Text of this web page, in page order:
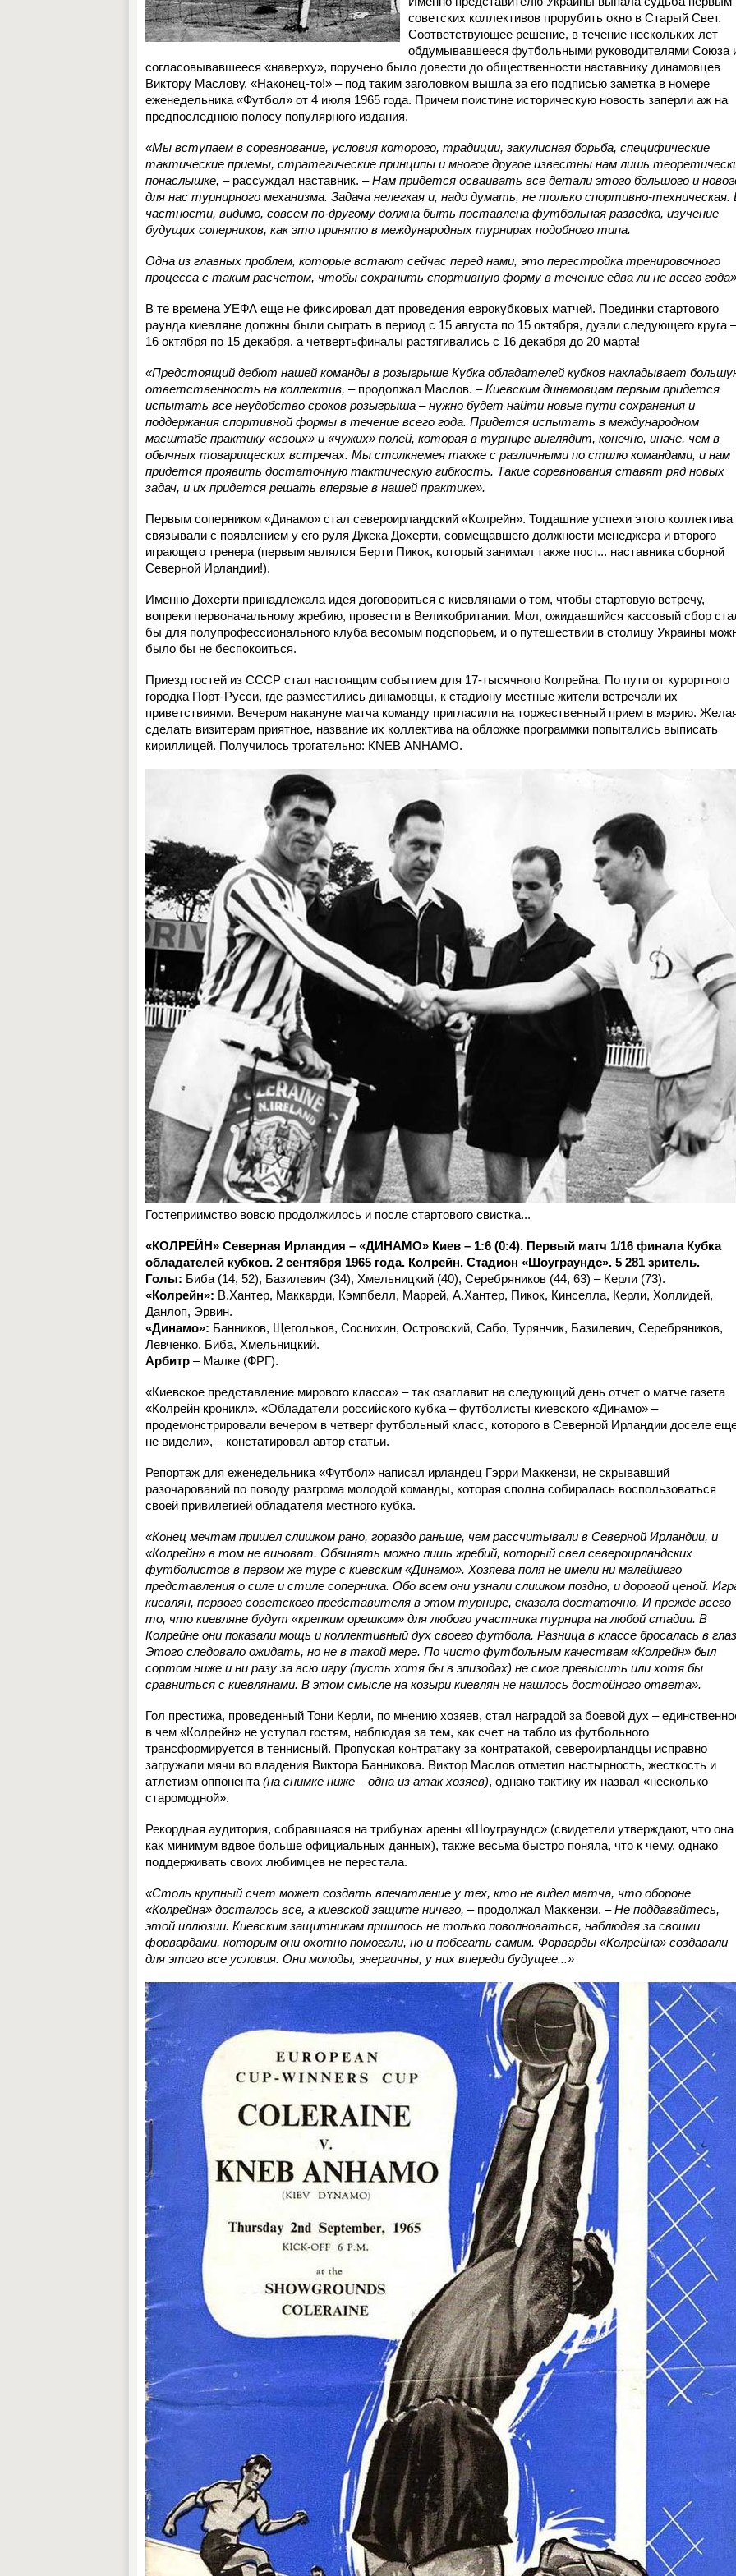
советских коллективов прорубить окно в Старый Свет.
Соответствующее решение, в течение нескольких лет
обдумывавшееся футбольными руководителями Союза
согласовывавшееся «наверху», поручено было довести до общественности наставнику динамовцев
Виктору Маслову. «Наконец-то!» – под таким заголовком вышла за его подписью заметка в номере
еженедельника «Футбол» от 4 июля 1965 года. Причем поистине историческую новость заперли аж на
предпоследнюю полосу популярного издания.
«Мы вступаем в соревнование, условия которого, традиции, закулисная борьба, специфические
тактические приемы, стратегические принципы и многое другое известны нам лишь
понаслышке, –рассуждал наставник. – Нам придется осваивать все детали этого большого и
для нас турнирного механизма. Задача нелегкая и, надо думать, не только спортивно-техническая.
частности, видимо, совсем по-другому должна быть поставлена футбольная разведка, изучение
будущих соперников, как это принято в международных турнирах подобного типа.
Одна из главных проблем, которые встают сейчас перед нами, это перестройка тренировочного
процесса с таким расчетом, чтобы сохранить спортивную форму в течение едва ли не всего
В те времена УЕФА еще не фиксировал дат проведения еврокубковых матчей. Поединки стартового
раунда киевляне должны были сыграть в период с 15 августа по 15 октября, дуэли следующего круга
16 октября по 15 декабря, а четвертьфиналы растягивались с 16 декабря до 20 марта!
«Предстоящий дебют нашей команды в розыгрыше Кубка обладателей кубков накладывает
ответственность на коллектив, –продолжал Маслов. – Киевским динамовцам первым придется
испытать все неудобство сроков розыгрыша – нужно будет найти новые пути сохранения и
поддержания спортивной формы в течение всего года. Придется испытать в международном
масштабе практику «своих» и «чужих» полей, которая в турнире выглядит, конечно, иначе, чем в
обычных товарищеских встречах. Мы столкнемея также с различными по стилю командами, и нам
придется проявить достаточную тактическую гибкость. Такие соревнования ставят ряд новых
задач, и их придется решать впервые в нашей практике».
Первым соперником «Динамо» стал североирландский «Колрейн». Тогдашние успехи этого коллектива
связывали с появлением у его руля Джека Дохерти, совмещавшего должности менеджера и второго
играющего тренера (первым являлся Берти Пикок, который занимал также пост... наставника сборной
Северной Ирландии!).
Именно Дохерти принадлежала идея договориться с киевлянами о том, чтобы стартовую встречу,
вопреки первоначальному жребию, провести в Великобритании. Мол, ожидавшийся кассовый сбор
бы для полупрофессионального клуба весомым подспорьем, и о путешествии в столицу Украины
было бы не беспокоиться.
Приезд гостей из СССР стал настоящим событием для 17-тысячного Колрейна. По пути от курортного
городка Порт-Русси, где разместились динамовцы, к стадиону местные жители встречали их
приветствиями. Вечером накануне матча команду пригласили на торжественный прием в мэрию.
сделать визитерам приятное, название их коллектива на обложке программки попытались выписать
кириллицей. Получилось трогательно: КNЕВ АNНАМО.
Гостеприимство вовсю продолжилось и после стартового свистка...
«КОЛРЕЙН» Северная Ирландия – «ДИНАМО» Киев – 1:6 (0:4). Первый матч 1/16 финала Кубка
обладателей кубков. 2 сентября 1965 года. Колрейн. Стадион «Шоуграундс». 5 281 зритель.
Голы: Биба (14, 52), Базилевич (34), Хмельницкий (40), Серебряников (44, 63) – Керли (73).
«Колрейн»: В.Хантер, Маккарди, Кэмпбелл, Маррей, А.Хантер, Пикок, Кинселла, Керли, Холлидей,
Данлоп, Эрвин.
«Динамо»: Банников, Щегольков, Соснихин, Островский, Сабо, Турянчик, Базилевич, Серебряников,
Левченко, Биба, Хмельницкий.
Арбитр – Малке (ФРГ).
«Киевское представление мирового класса» – так озаглавит на следующий день отчет о матче газета
«Колрейн кроникл». «Обладатели российского кубка – футболисты киевского «Динамо» –
продемонстрировали вечером в четверг футбольный класс, которого в Северной Ирландии доселе
не видели», – констатировал автор статьи.
Репортаж для еженедельника «Футбол» написал ирландец Гэрри Маккензи, не скрывавший
разочарований по поводу разгрома молодой команды, которая сполна собиралась воспользоваться
своей привилегией обладателя местного кубка.
«Конец мечтам пришел слишком рано, гораздо раньше, чем рассчитывали в Северной Ирландии, и
«Колрейн» в том не виноват. Обвинять можно лишь жребий, который свел североирландских
футболистов в первом же туре с киевским «Динамо». Хозяева поля не имели ни малейшего
представления о силе и стиле соперника. Обо всем они узнали слишком поздно, и дорогой ценой.
киевлян, первого советского представителя в этом турнире, сказала достаточно. И прежде всего
то, что киевляне будут «крепким орешком» для любого участника турнира на любой стадии. В
Колрейне они показали мощь и коллективный дух своего футбола. Разница в классе бросалась в
Этого следовало ожидать, но не в такой мере. По чисто футбольным качествам «Колрейн» был
сортом ниже и ни разу за всю игру (пусть хотя бы в эпизодах) не смог превысить или хотя бы
сравниться с киевлянами. В этом смысле на козыри киевлян не нашлось достойного ответа».
Гол престижа, проведенный Тони Керли, по мнению хозяев, стал наградой за боевой дух –
в чем «Колрейн» не уступал гостям, наблюдая за тем, как счет на табло из футбольного
трансформируется в теннисный. Пропуская контратаку за контратакой, североирландцы исправно
загружали мячи во владения Виктора Банникова. Виктор Маслов отметил настырность, жесткость и
атлетизм оппонента (на снимке ниже – одна из атак хозяев), однако тактику их назвал «несколько
старомодной».
Рекордная аудитория, собравшаяся на трибунах арены «Шоуграундс» (свидетели утверждают, что она
как минимум вдвое больше официальных данных), также весьма быстро поняла, что к чему, однако
поддерживать своих любимцев не перестала.
«Столь крупный счет может создать впечатление у тех, кто не видел матча, что обороне
«Колрейна» досталось все, а киевской защите ничего, – продолжал Маккензи. – Не поддавайтесь,
этой иллюзии. Киевским защитникам пришлось не только поволноваться, наблюдая за своими
форвардами, которым они охотно помогали, но и побегать самим. Форварды «Колрейна» создавали
для этого все условия. Они молоды, энергичны, у них впереди будущее...»